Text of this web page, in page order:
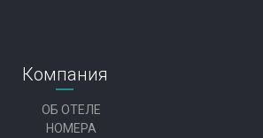
Компания
ОБ ОТЕЛЕ
НОМЕРА